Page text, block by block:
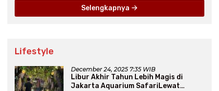
Selengkapnya
Lifestyle
December 24, 2025 7:35 WIB
Libur Akhir Tahun Lebih Magis di
Jakarta Aquarium SafariLewat